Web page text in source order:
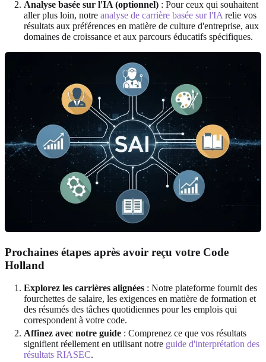
Analyse basée sur l'IA (optionnel) : Pour ceux qui souhaitent
aller plus loin, notre analyse de carrière basée sur l'IArelie vos
résultats aux préférences en matière de culture d'entreprise, aux
domaines de croissance et aux parcours éducatifs spécifiques.
Prochaines étapes après avoir reçu votre Code
Holland
Explorez les carrières alignées : Notre plateforme fournit des
fourchettes de salaire, les exigences en matière de formation et
des résumés des tâches quotidiennes pour les emplois qui
correspondent à votre code.
Affinez avec notre guide : Comprenez ce que vos résultats
signifient réellement en utilisant notre guide d'interprétation des
résultats RIASEC.